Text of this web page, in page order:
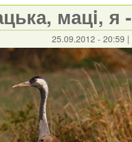
мацi, я
25.09.2012 - 20:59 |